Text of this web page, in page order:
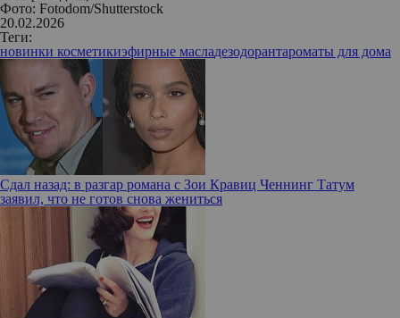
Фото: Fotodom/Shutterstock
20.02.2026
Теги:
новинки косметикиэфирные масладезодорантароматы для дома
Сдал назад: в разгар романа с Зои Кравиц Ченнинг Татум
заявил, что не готов снова жениться